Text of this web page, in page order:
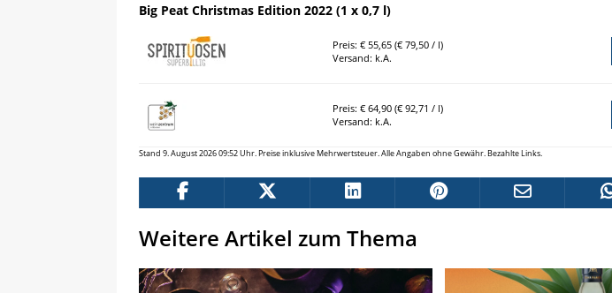
Big Peat Christmas Edition 2022 (1 x 0,7 l)
Preis: € 55,65 (€ 79,50 / l)
Versand: k.A.
Preis: € 64,90 (€ 92,71 / l)
Versand: k.A.
Stand 9. August 2026 09:52 Uhr. Preise inklusive Mehrwertsteuer. Alle Angaben ohne Gewähr. Bezahlte Links.
Weitere Artikel zum Thema